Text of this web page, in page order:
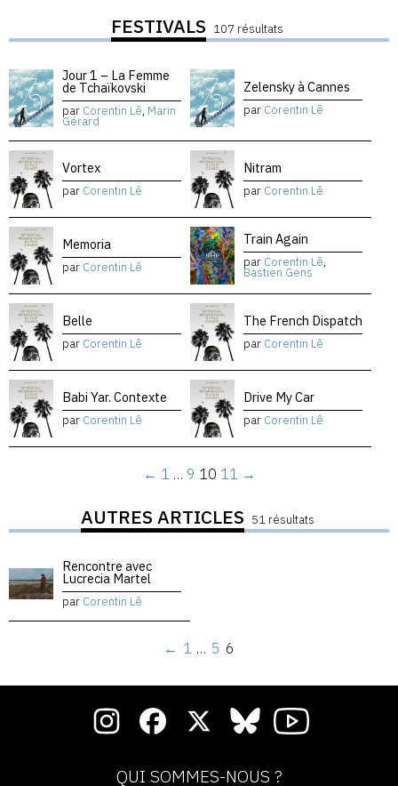
FESTIVALS 107 résultats
Jour 1 – La Femme
de Tchaïkovski
par Corentin Lê, Marin
Gérard
Zelensky à Cannes
par Corentin Lê
Vortex
par Corentin Lê
Nitram
par Corentin Lê
Memoria
par Corentin Lê
Train Again
par Corentin Lê,
Bastien Gens
Belle
par Corentin Lê
The French Dispatch
par Corentin Lê
Babi Yar. Contexte
par Corentin Lê
Drive My Car
par Corentin Lê
← 1 … 9 10 11 →
AUTRES ARTICLES 51 résultats
Rencontre avec
Lucrecia Martel
par Corentin Lê
← 1 … 5 6
QUI SOMMES-NOUS ?